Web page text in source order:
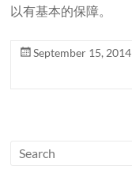
以有基本的保障。
September 15, 2014